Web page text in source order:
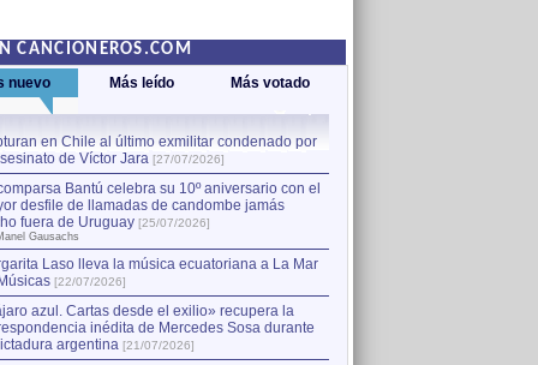
CANCIONEROS.COM
nuevo Más leído Más votado
en Chile al último exmilitar condenado por
de Víctor Jara [27/07/2026]
Bantú celebra su 10º aniversario con el
desfile de llamadas de candombe jamás
fuera de Uruguay [25/07/2026]
Gausachs
Laso lleva la música ecuatoriana a La Mar
[22/07/2026]
azul. Cartas desde el exilio» recupera la
inédita de Mercedes Sosa durante
argentina [21/07/2026]